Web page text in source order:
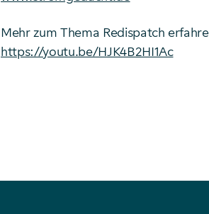
Mehr zum Thema Redispatch
https://youtu.be/HJK4B2HI1Ac